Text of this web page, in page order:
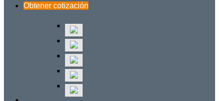
Obtener cotización